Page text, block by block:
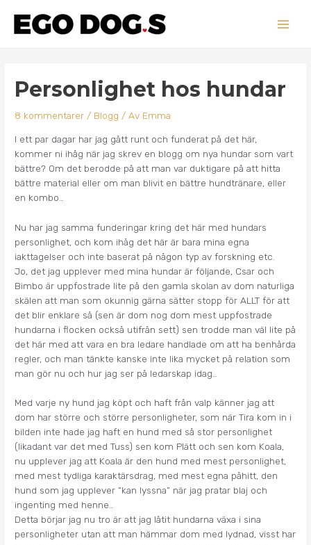
innehåll
Personlighet hos hundar
8 kommentarer / Blogg / Av Emma
I ett par dagar har jag gått runt och funderat på det här,
kommer ni ihåg när jag skrev en blogg om nya hundar som vart
bättre? Om det berodde på att man var duktigare på att hitta
bättre material eller om man blivit en bättre hundtränare, eller
en kombo…
Nu har jag samma funderingar kring det här med hundars
personlighet, och kom ihåg det här är bara mina egna
iakttagelser och inte baserat på någon typ av forskning etc.
Jo, det jag upplever med mina hundar är följande, Csar och
Bimbo är uppfostrade lite på den gamla skolan av dom naturliga
skälen att man som okunnig gärna sätter stopp för ALLT för att
det blir enklare så (sen är dom nog dom mest uppfostrade
hundarna i flocken också utifrån sett) sen trodde man väl lite på
det här med att vara en bra ledare handlade om att ha benhårda
regler, och man tänkte kanske inte lika mycket på relation som
man gör nu och hur jag ser på ledarskap idag…
Med varje ny hund jag köpt och haft från valp känner jag att
dom har större och större personligheter, som när Tira kom in i
bilden inte hade jag haft en hund med så stor personlighet
(likadant var det med Tuss) sen kom Plätt och sen kom Koala,
nu upplever jag att Koala är den hund med mest personlighet,
med mest tydliga karaktärsdrag, med mest egna påhitt, den
hund som jag upplever ”kan lyssna” när jag pratar blaj och
ingenting med henne…
Detta börjar jag nu tro är att jag låtit hundarna växa i sina
personligheter utan att man hämmar dom med lydnad, visst har